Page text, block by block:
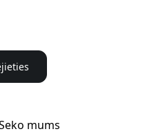
mums